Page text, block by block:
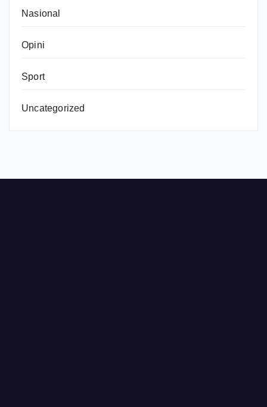
Nasional
Opini
Sport
Uncategorized